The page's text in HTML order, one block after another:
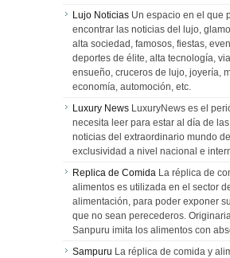
Lujo Noticias Un espacio en el que
encontrar las noticias del lujo,
alta sociedad, famosos, fiestas,
deportes de élite, alta tecnología,
ensueño, cruceros de lujo, joyería,
economía, automoción, etc.
Luxury News LuxuryNews es el
necesita leer para estar al día de
noticias del extraordinario mundo
exclusividad a nivel nacional e
Replica de Comida La réplica de
alimentos es utilizada en el sector
alimentación, para poder exponer
que no sean perecederos.
Sanpuru imita los alimentos con
Sampuru La réplica de comida y